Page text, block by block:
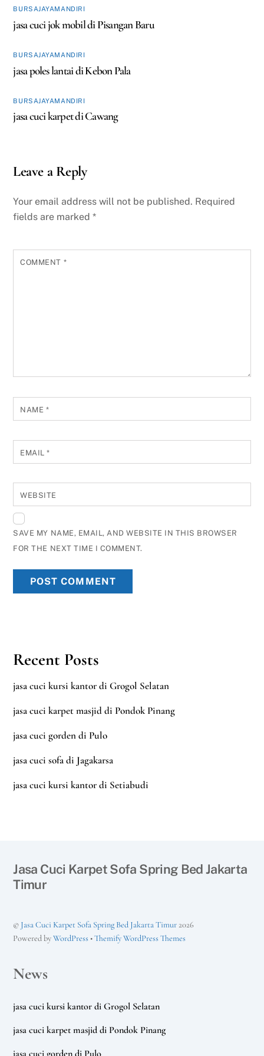
BURSAJAYAMANDIRI
jasa cuci jok mobil di Pisangan Baru
BURSAJAYAMANDIRI
jasa poles lantai di Kebon Pala
BURSAJAYAMANDIRI
jasa cuci karpet di Cawang
Leave a Reply
Your email address will not be published. Required
fields are marked*
COMMENT *
NAME *
EMAIL*
WEBSITE
SAVE MY NAME, EMAIL, AND WEBSITE IN THIS BROWSER
FOR THE NEXT TIME I COMMENT.
Recent Posts
jasa cuci kursi kantor di Grogol Selatan
jasa cuci karpet masjid di Pondok Pinang
jasa cuci gorden di Pulo
jasa cuci sofa di Jagakarsa
jasa cuci kursi kantor di Setiabudi
Jasa Cuci Karpet Sofa Spring Bed Jakarta
Timur
© Jasa Cuci Karpet Sofa Spring Bed Jakarta Timur2026
Powered byWordPress •Themify WordPress Themes
News
jasa cuci kursi kantor di Grogol Selatan
jasa cuci karpet masjid di Pondok Pinang
jasa cuci gorden di Pulo